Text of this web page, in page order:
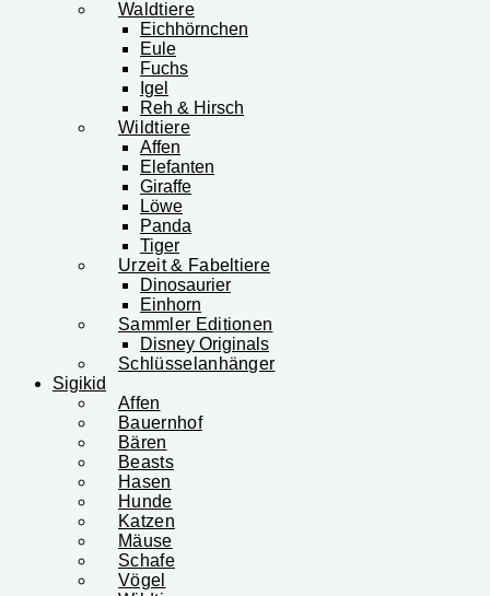
Waldtiere
Eichhörnchen
Eule
Fuchs
Igel
Reh & Hirsch
Wildtiere
Affen
Elefanten
Giraffe
Löwe
Panda
Tiger
Urzeit & Fabeltiere
Dinosaurier
Einhorn
Sammler Editionen
Disney Originals
Schlüsselanhänger
Sigikid
Affen
Bauernhof
Bären
Beasts
Hasen
Hunde
Katzen
Mäuse
Schafe
Vögel